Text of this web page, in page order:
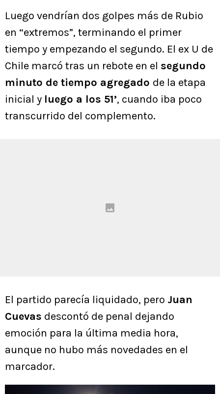
Luego vendrían dos golpes más de Rubio
en “extremos”, terminando el primer
tiempo y empezando el segundo. El ex U de
Chile marcó tras un rebote en el segundo
minuto de tiempo agregado de la etapa
inicial y luego a los 51’, cuando iba poco
transcurrido del complemento.
El partido parecía liquidado, pero Juan
Cuevas descontó de penal dejando
emoción para la última media hora,
aunque no hubo más novedades en el
marcador.